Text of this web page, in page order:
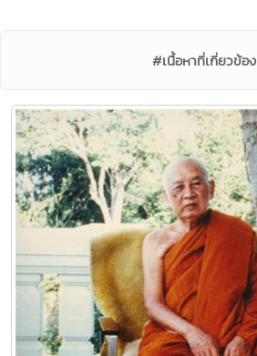
#เนื้อหาที่เกี่ยวข้อง